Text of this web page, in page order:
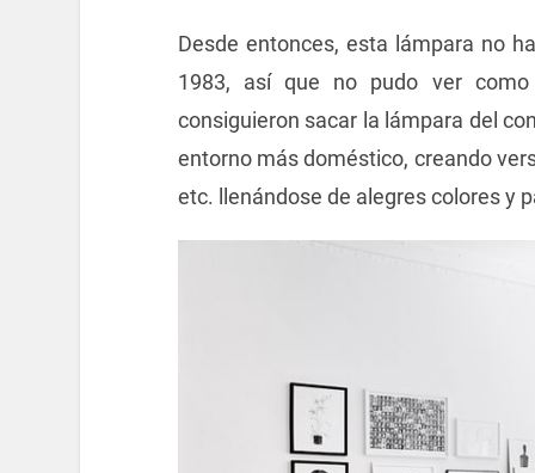
Desde entonces, esta lámpara no
1983, así que no pudo ver
consiguieron sacar la lámpara del
entorno más doméstico, creando
etc. llenándose de alegres colores y